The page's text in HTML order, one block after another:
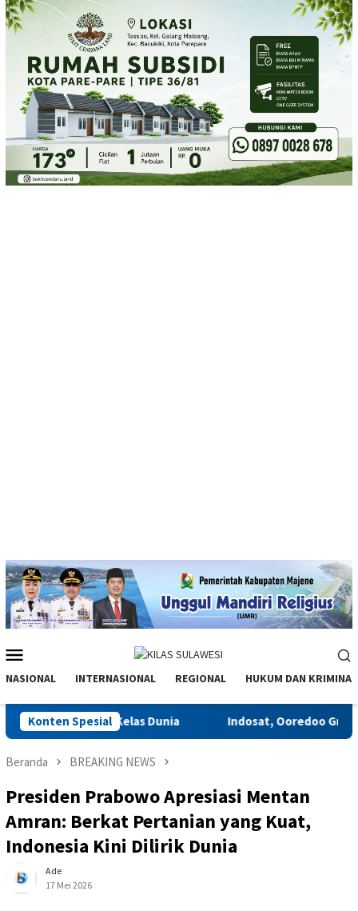
Loncat
ke
Mobile
NASIONAL INTERNASIONAL REGIONAL HUKUM DAN KRIMINAL
Konten Spesial
Budaya Kelas Dunia Indosat, Ooredoo Group, Nokia,
Beranda BREAKING NEWS
Presiden Prabowo Apresiasi Mentan
Amran: Berkat Pertanian yang Kuat,
Indonesia Kini Dilirik Dunia
Ade
17 Mei 2026